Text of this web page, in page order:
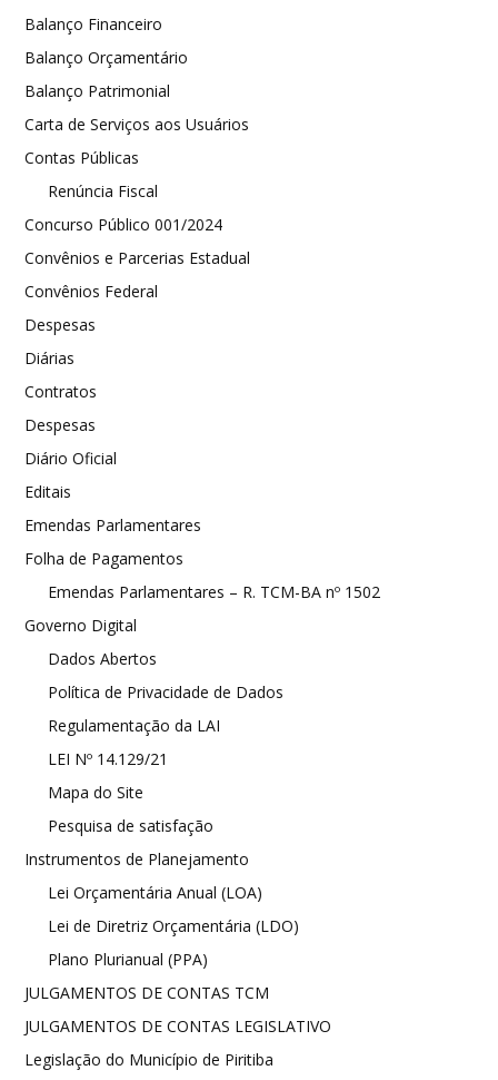
Balanço Financeiro
Balanço Orçamentário
Balanço Patrimonial
Carta de Serviços aos Usuários
Contas Públicas
Renúncia Fiscal
Concurso Público 001/2024
Convênios e Parcerias Estadual
Convênios Federal
Despesas
Diárias
Contratos
Despesas
Diário Oficial
Editais
Emendas Parlamentares
Folha de Pagamentos
Emendas Parlamentares – R. TCM-BA nº 1502
Governo Digital
Dados Abertos
Política de Privacidade de Dados
Regulamentação da LAI
LEI Nº 14.129/21
Mapa do Site
Pesquisa de satisfação
Instrumentos de Planejamento
Lei Orçamentária Anual (LOA)
Lei de Diretriz Orçamentária (LDO)
Plano Plurianual (PPA)
JULGAMENTOS DE CONTAS TCM
JULGAMENTOS DE CONTAS LEGISLATIVO
Legislação do Município de Piritiba